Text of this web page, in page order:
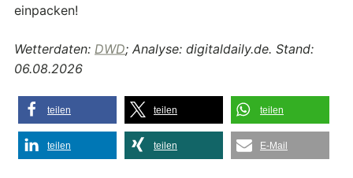
einpacken!
Wetterdaten: DWD; Analyse: digitaldaily.de. Stand:
06.08.2026
teilen teilen teilen
teilen teilen E-Mail